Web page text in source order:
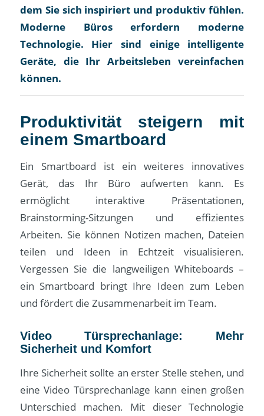
dem Sie sich inspiriert und produktiv fühlen.
Moderne Büros erfordern moderne
Technologie. Hier sind einige intelligente
Geräte, die Ihr Arbeitsleben vereinfachen
können.
Produktivität steigern mit
einem Smartboard
Ein Smartboard ist ein weiteres innovatives
Gerät, das Ihr Büro aufwerten kann. Es
ermöglicht interaktive Präsentationen,
Brainstorming-Sitzungen und effizientes
Arbeiten. Sie können Notizen machen, Dateien
teilen und Ideen in Echtzeit visualisieren.
Vergessen Sie die langweiligen Whiteboards –
ein Smartboard bringt Ihre Ideen zum Leben
und fördert die Zusammenarbeit im Team.
Video Türsprechanlage: Mehr
Sicherheit und Komfort
Ihre Sicherheit sollte an erster Stelle stehen, und
eine Video Türsprechanlage kann einen großen
Unterschied machen. Mit dieser Technologie